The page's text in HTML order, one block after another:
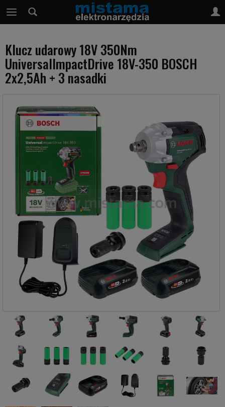
Klucz udarowy 18V 350Nm
UniversalImpactDrive 18V-350 BOSCH
2x2,5Ah + 3 nasadki